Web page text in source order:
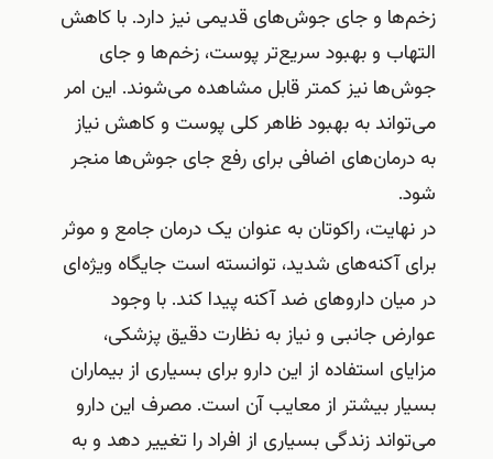
زخم‌ها و جای جوش‌های قدیمی نیز دارد. با کاهش
التهاب و بهبود سریع‌تر پوست، زخم‌ها و جای
جوش‌ها نیز کمتر قابل مشاهده می‌شوند. این امر
می‌تواند به بهبود ظاهر کلی پوست و کاهش نیاز
به درمان‌های اضافی برای رفع جای جوش‌ها منجر
شود.
در نهایت، راکوتان به عنوان یک درمان جامع و موثر
برای آکنه‌های شدید، توانسته است جایگاه ویژه‌ای
در میان داروهای ضد آکنه پیدا کند. با وجود
عوارض جانبی و نیاز به نظارت دقیق پزشکی،
مزایای استفاده از این دارو برای بسیاری از بیماران
بسیار بیشتر از معایب آن است. مصرف این دارو
می‌تواند زندگی بسیاری از افراد را تغییر دهد و به